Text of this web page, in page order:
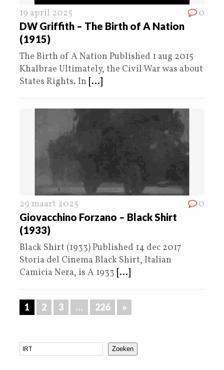
19 april 2025 0
DW Griffith – The Birth of A Nation
(1915)
The Birth of A Nation Published 1 aug 2015
Khalbrae Ultimately, the Civil War was about
States Rights. In [...]
29 maart 2025 0
Giovacchino Forzano – Black Shirt
(1933)
Black Shirt (1933) Published 14 dec 2017
Storia del Cinema Black Shirt, Italian
Camicia Nera, is A 1933 [...]
1 2 3 … 226 »
Zoeken